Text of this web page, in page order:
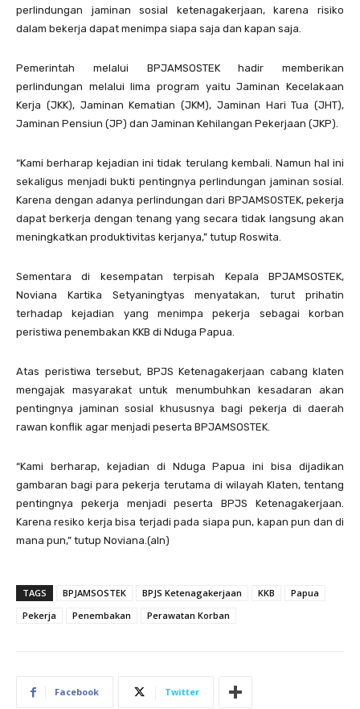
perlindungan jaminan sosial ketenagakerjaan, karena risiko
dalam bekerja dapat menimpa siapa saja dan kapan saja.
Pemerintah melalui BPJAMSOSTEK hadir memberikan
perlindungan melalui lima program yaitu Jaminan Kecelakaan
Kerja (JKK), Jaminan Kematian (JKM), Jaminan Hari Tua (JHT),
Jaminan Pensiun (JP) dan Jaminan Kehilangan Pekerjaan (JKP).
“Kami berharap kejadian ini tidak terulang kembali. Namun hal ini
sekaligus menjadi bukti pentingnya perlindungan jaminan sosial.
Karena dengan adanya perlindungan dari BPJAMSOSTEK, pekerja
dapat berkerja dengan tenang yang secara tidak langsung akan
meningkatkan produktivitas kerjanya,” tutup Roswita.
Sementara di kesempatan terpisah Kepala BPJAMSOSTEK,
Noviana Kartika Setyaningtyas menyatakan, turut prihatin
terhadap kejadian yang menimpa pekerja sebagai korban
peristiwa penembakan KKB di Nduga Papua.
Atas peristiwa tersebut, BPJS Ketenagakerjaan cabang klaten
mengajak masyarakat untuk menumbuhkan kesadaran akan
pentingnya jaminan sosial khususnya bagi pekerja di daerah
rawan konflik agar menjadi peserta BPJAMSOSTEK.
“Kami berharap, kejadian di Nduga Papua ini bisa dijadikan
gambaran bagi para pekerja terutama di wilayah Klaten, tentang
pentingnya pekerja menjadi peserta BPJS Ketenagakerjaan.
Karena resiko kerja bisa terjadi pada siapa pun, kapan pun dan di
mana pun,” tutup Noviana.(aln)
TAGS BPJAMSOSTEK BPJS Ketenagakerjaan KKB
Papua
Pekerja
Penembakan Perawatan Korban
Facebook Twitter